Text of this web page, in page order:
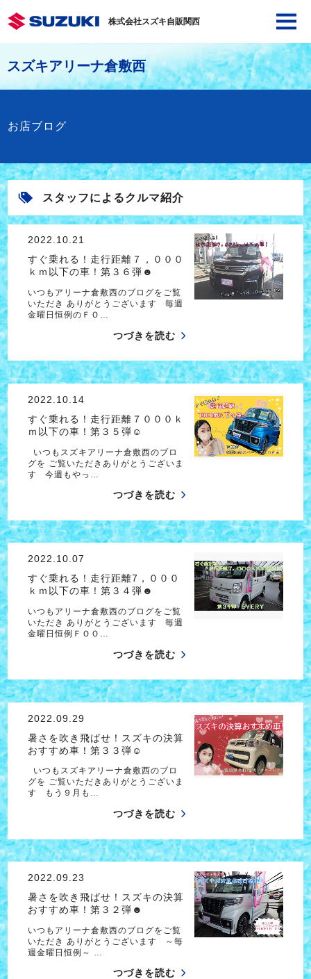
株式会社スズキ自販関西
スズキアリーナ倉敷西
お店ブログ
スタッフによるクルマ紹介
2022.10.21
すぐ乗れる！走行距離７，０００
ｋｍ以下の車！第３６弾☻
いつもアリーナ倉敷西のブログをご覧
いただき ありがとうございます 毎週
金曜日恒例のＦＯ…
つづきを読む
2022.10.14
すぐ乗れる！走行距離７０００ｋ
ｍ以下の車！第３５弾☺
いつもスズキアリーナ倉敷西のブロ
グを ご覧いただきありがとうございま
す 今週もやっ…
つづきを読む
2022.10.07
すぐ乗れる！走行距離7，０００
ｋｍ以下の車！第３４弾☻
いつもアリーナ倉敷西のブログをご覧
いただき ありがとうございます 毎週
金曜日恒例ＦＯＯ…
つづきを読む
2022.09.29
暑さを吹き飛ばせ！スズキの決算
おすすめ車！第３３弾☺
いつもスズキアリーナ倉敷西のブロ
グを ご覧いただきありがとうございま
す もう９月も…
つづきを読む
2022.09.23
暑さを吹き飛ばせ！スズキの決算
おすすめ車！第３２弾☻
いつもアリーナ倉敷西のブログをご覧
いただき ありがとうございます ～毎
週金曜日恒例～ …
つづきを読む